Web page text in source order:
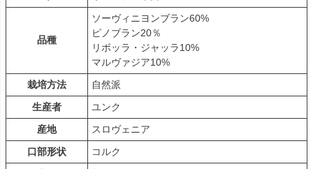
品種
ソーヴィニヨンブラン60%
ピノブラン20％
リボッラ・ジャッラ10%
マルヴァジア10%
栽培方法
自然派
生産者
ユンク
産地
スロヴェニア
口部形状
コルク